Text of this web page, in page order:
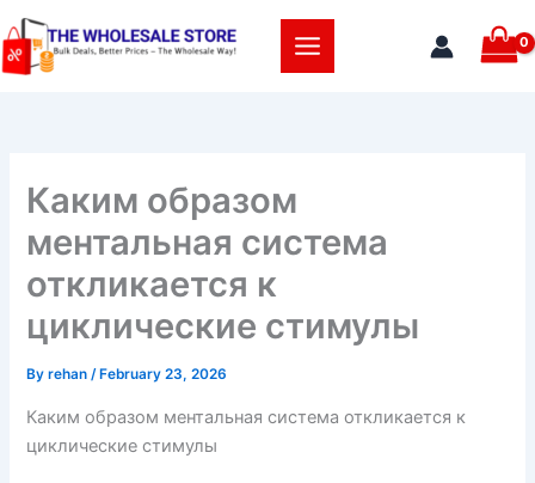
Skip
to
content
Каким образом
ментальная система
откликается к
циклические стимулы
Byrehan/ February 23, 2026
Каким образом ментальная система откликается к
циклические стимулы